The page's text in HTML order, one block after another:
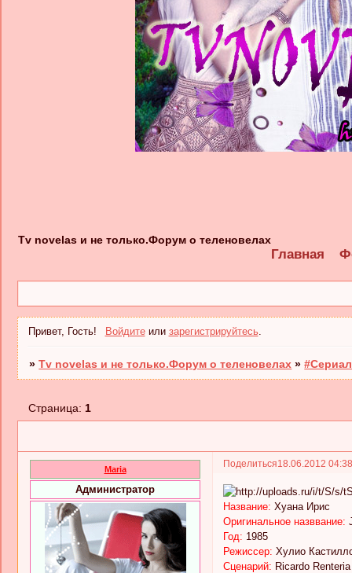
Tv novelas и не только.Форум о теленовелах
Главная
Привет, Гость! Войдитеили зарегистрируйтесь.
»Tv novelas и не только.Форум о теленовелах »
Страница:1
Поделиться18.06.2012
Maria
Администратор
Название: Хуана Ирис
Оригинальное назввание:
Год: 1985
Режиссер: Хулио
Сценарий: Ricardo Renteria